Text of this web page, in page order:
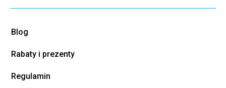
Blog
Rabaty i prezenty
Regulamin